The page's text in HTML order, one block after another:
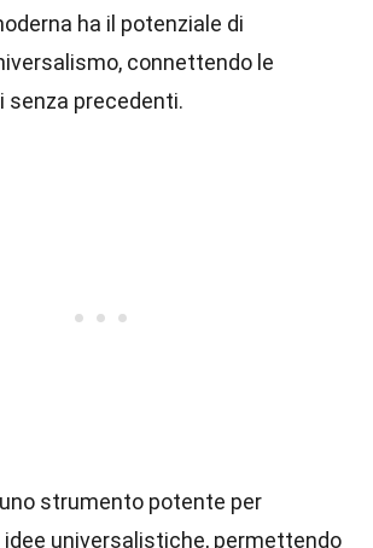
ha il potenziale di
connettendo le
senza precedenti.
strumento potente per
universalistiche, permettendo